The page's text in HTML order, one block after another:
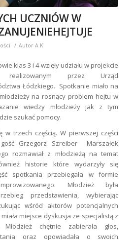
UCZNIÓW W
/ Autor A K
klas 3 i 4 wzięły udziału w projekcie
realizowanym przez Urząd
Łódzkiego. Spotkanie miało na
na rosnący problem hejtu w
wiedzy młodzieży jak z tym
szukać pomocy.
w trzech częścią. W pierwszej części
Grzegorz Szreiber Marszałek
rozmawiał z młodzieżą na temat
historie które wydarzyły się
spotkania przebiegała w formie
Młodzież była
przedstawienia, wybierając
wśród aktorów potencjalnych
miejsce dyskusja ze specjalistą z
chętnie zabierała głos,
oraz opowiadała o swoich